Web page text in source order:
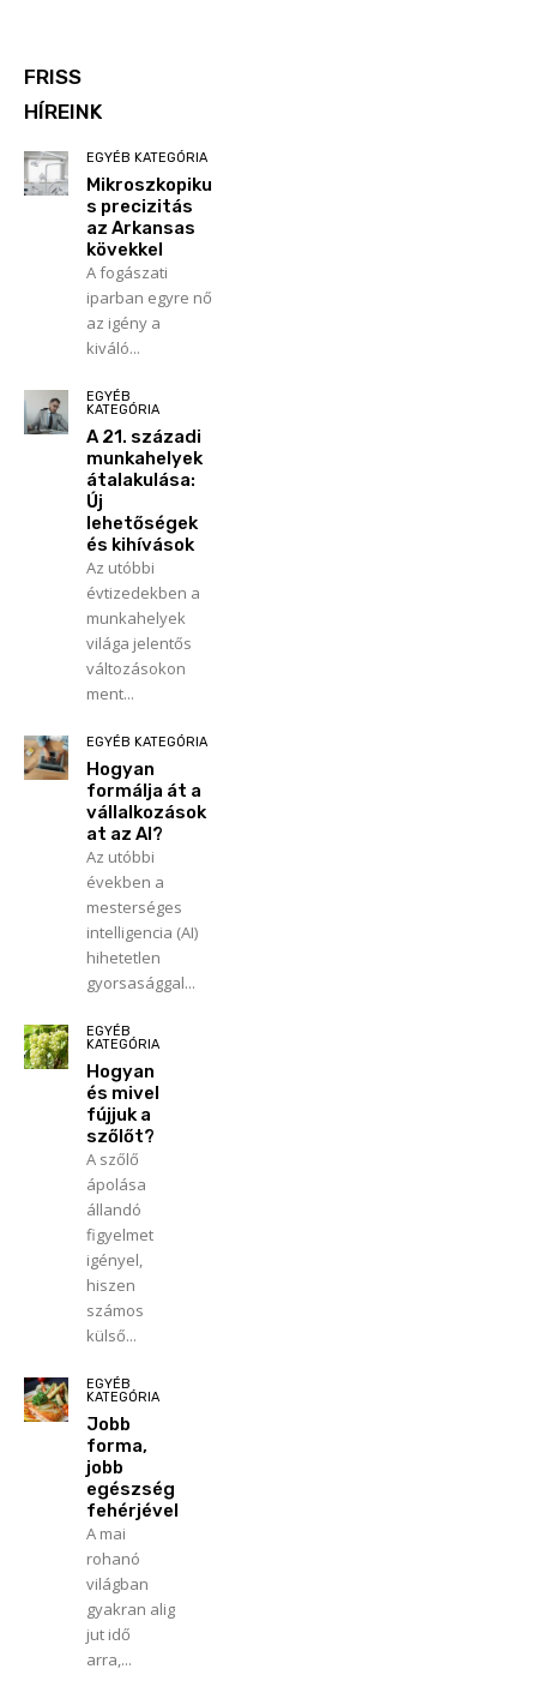
FRISS
HÍREINK
EGYÉB KATEGÓRIA
Mikroszkopiku
s precizitás
az Arkansas
kövekkel
A fogászati
iparban egyre nő
az igény a
kiváló...
EGYÉB
KATEGÓRIA
A 21. századi
munkahelyek
átalakulása:
Új
lehetőségek
és kihívások
Az utóbbi
évtizedekben a
munkahelyek
világa jelentős
változásokon
ment...
EGYÉB KATEGÓRIA
Hogyan
formálja át a
vállalkozások
at az AI?
Az utóbbi
években a
mesterséges
intelligencia (AI)
hihetetlen
gyorsasággal...
EGYÉB
KATEGÓRIA
Hogyan
és mivel
fújjuk a
szőlőt?
A szőlő
ápolása
állandó
figyelmet
igényel,
hiszen
számos
külső...
EGYÉB
KATEGÓRIA
Jobb
forma,
jobb
egészség
fehérjével
A mai
rohanó
világban
gyakran alig
jut idő
arra,...